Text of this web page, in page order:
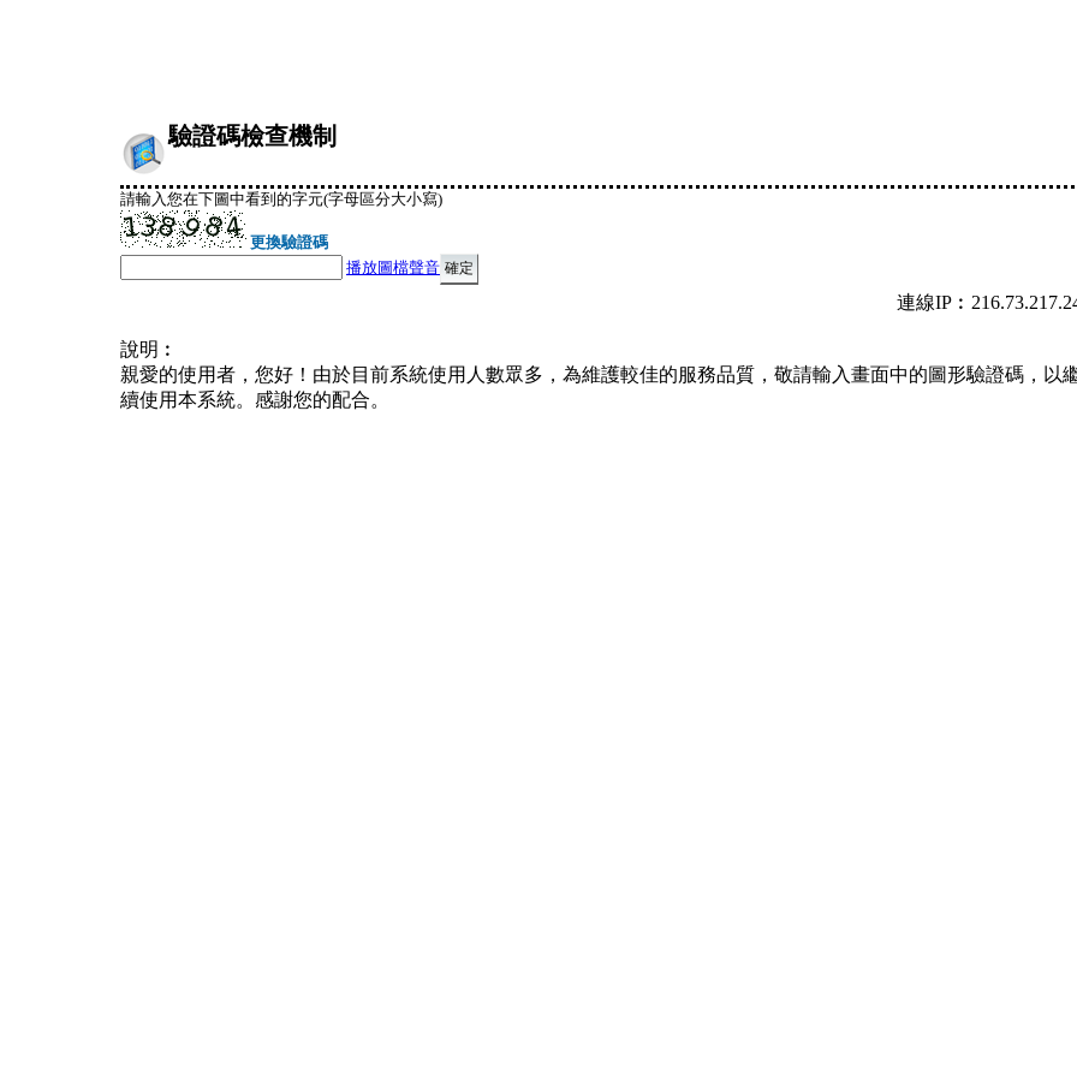
驗證碼檢查機制
請輸入您在下圖中看到的字元(字母區分大小寫)
更換驗證碼
播放圖檔聲音
連線
說明︰
親愛的使用者，您好！由於目前系統使用人數眾多，為維護較佳的服務品質，敬請輸入畫面中的圖形驗證碼，以
續使用本系統。感謝您的配合。